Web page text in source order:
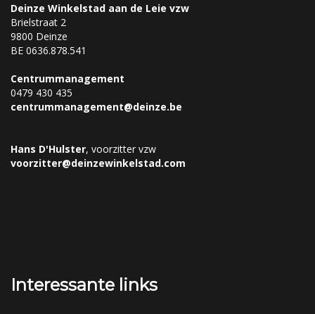
Deinze Winkelstad aan de Leie vzw
Brielstraat 2
9800 Deinze
BE 0636.878.541
Centrummanagement
0479 430 435
centrummanagement@deinze.be
Hans D'Hulster, voorzitter vzw
voorzitter@deinzewinkelstad.com
Interessante links